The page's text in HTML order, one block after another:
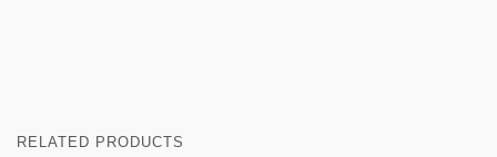
RELATED PRODUCTS